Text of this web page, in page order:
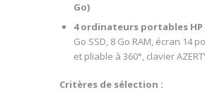
Go)
4 ordinateurs portables HP
Go SSD, 8 Go RAM, écran 14
et pliable à 360°, clavier
Critères de sélection :